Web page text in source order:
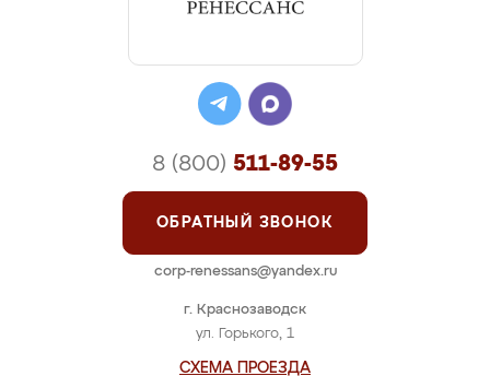
г. Краснозаводск
ул. Горького, 1
СХЕМА ПРОЕЗДА
8 (800) 511-89-55
ОБРАТНЫЙ ЗВОНОК
corp-renessans@yandex.ru